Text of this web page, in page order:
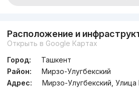
Расположение и
Открыть в Google Картах
Город:
Ташкент
Район:
Мирзо-Улугбекский
Адрес:
Мирзо-Улугбекский,